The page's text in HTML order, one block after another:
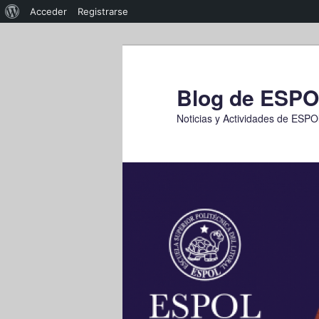
Acerca
Acceder Registrarse
Blog de
Noticias y Actividades de